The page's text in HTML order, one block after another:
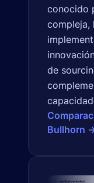
conocido
compleja,
de
Bullhorn